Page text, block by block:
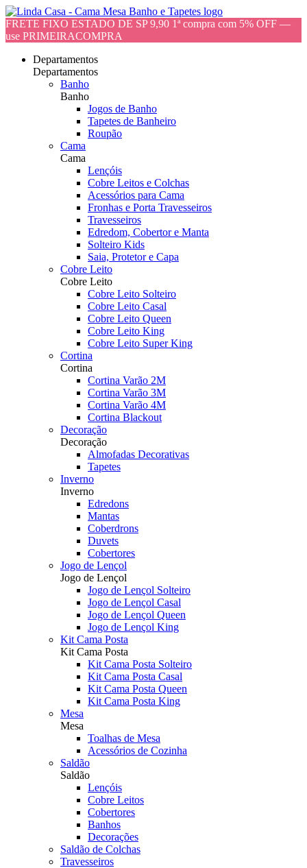
FRETE FIXO ESTADO DE SP 9,90 1ª compra com 5% OFF —
use PRIMEIRACOMPRA
Departamentos
Departamentos
Banho
Banho
Jogos de Banho
Tapetes de Banheiro
Roupão
Cama
Cama
Lençóis
Cobre Leitos e Colchas
Acessórios para Cama
Fronhas e Porta Travesseiros
Travesseiros
Edredom, Cobertor e Manta
Solteiro Kids
Saia, Protetor e Capa
Cobre Leito
Cobre Leito
Cobre Leito Solteiro
Cobre Leito Casal
Cobre Leito Queen
Cobre Leito King
Cobre Leito Super King
Cortina
Cortina
Cortina Varão 2M
Cortina Varão 3M
Cortina Varão 4M
Cortina Blackout
Decoração
Decoração
Almofadas Decorativas
Tapetes
Inverno
Inverno
Edredons
Mantas
Coberdrons
Duvets
Cobertores
Jogo de Lençol
Jogo de Lençol
Jogo de Lençol Solteiro
Jogo de Lençol Casal
Jogo de Lençol Queen
Jogo de Lençol King
Kit Cama Posta
Kit Cama Posta
Kit Cama Posta Solteiro
Kit Cama Posta Casal
Kit Cama Posta Queen
Kit Cama Posta King
Mesa
Mesa
Toalhas de Mesa
Acessórios de Cozinha
Saldão
Saldão
Lençóis
Cobre Leitos
Cobertores
Banhos
Decorações
Saldão de Colchas
Travesseiros